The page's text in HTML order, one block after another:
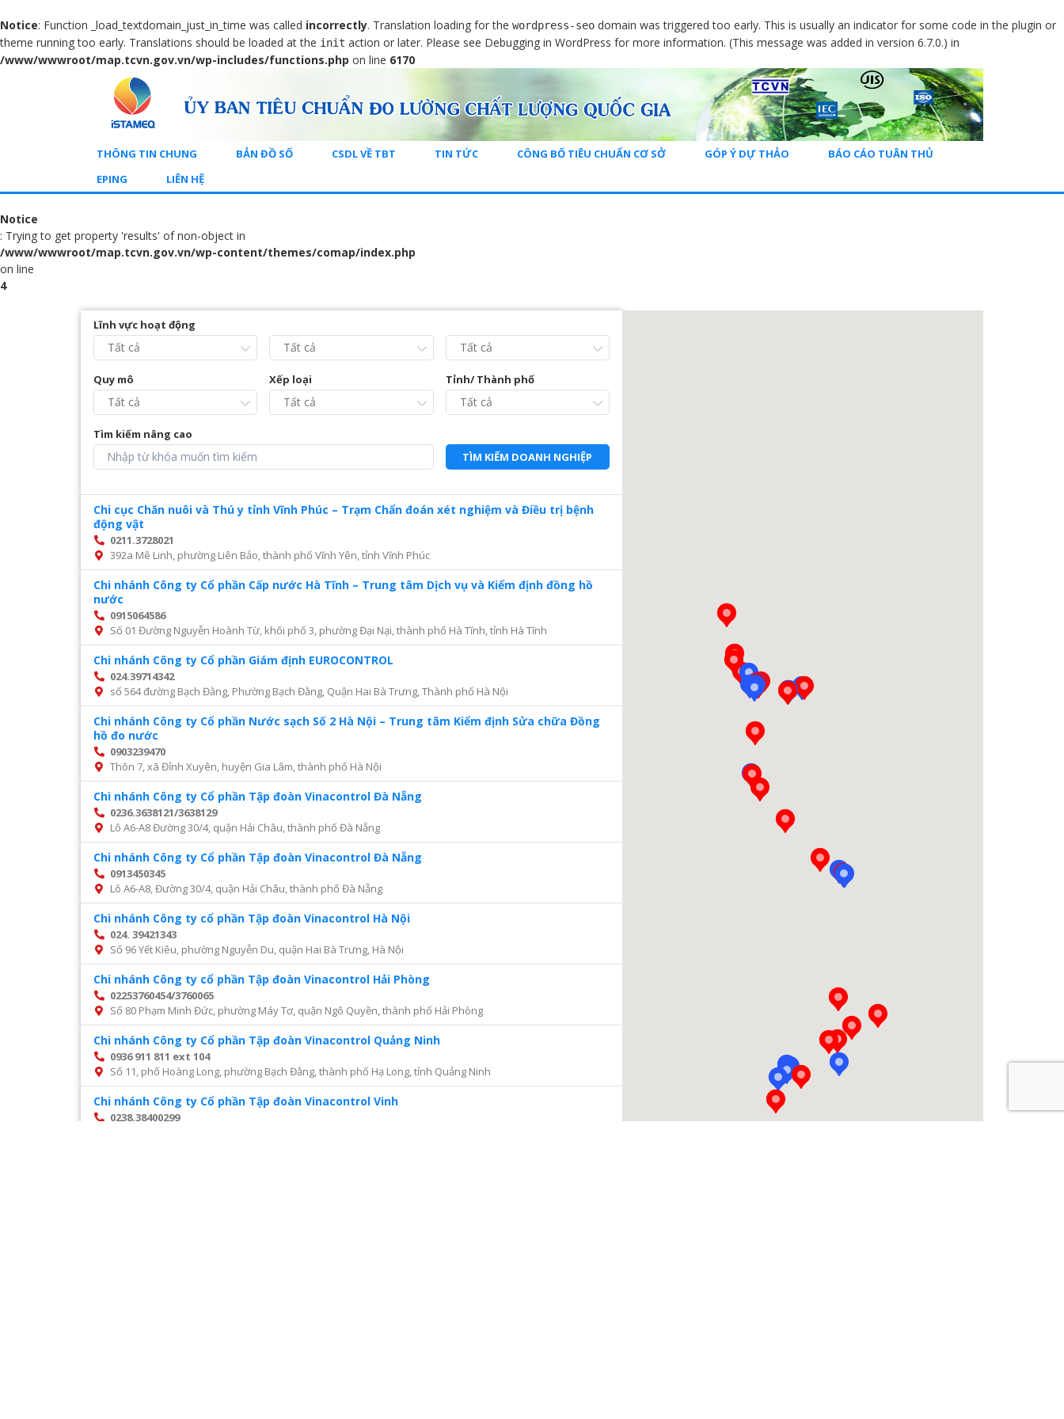
Notice: Function _load_textdomain_just_in_time was called incorrectly. Translation loading for the wordpress-seo domain was triggered too early. This is usually an indicator for some code in the plugin or
theme running too early. Translations should be loaded at the init action or later. Please see Debugging in WordPress for more information. (This message was added in version 6.7.0.) in
/www/wwwroot/map.tcvn.gov.vn/wp-includes/functions.php on line 6170
THÔNG TIN CHUNG BẢN ĐỒ SỐ CSDL VỀ TBT TIN TỨC CÔNG BỐ TIÊU CHUẨN CƠ SỞ GÓP Ý DỰ THẢO
BÁO CÁO TUÂN THỦ
EPING
LIÊN HỆ
Notice
: Trying to get property 'results' of non-object in
/www/wwwroot/map.tcvn.gov.vn/wp-content/themes/comap/index.php
on line
4
Lĩnh vực hoạt động
Quy mô Xếp loại Tỉnh/ Thành phố
Tìm kiếm nâng cao
TÌM KIẾM DOANH NGHIỆP
Chi cục Chăn nuôi và Thú y tỉnh Vĩnh Phúc – Trạm Chẩn đoán xét nghiệm và Điều trị bệnh
động vật
0211.3728021
392a Mê Linh, phường Liên Bảo, thành phố Vĩnh Yên, tỉnh Vĩnh Phúc
Chi nhánh Công ty Cổ phần Cấp nước Hà Tĩnh – Trung tâm Dịch vụ và Kiểm định đồng hồ
nước
0915064586
Số 01 Đường Nguyễn Hoành Từ, khối phố 3, phường Đại Nại, thành phố Hà Tĩnh, tỉnh Hà Tĩnh
Chi nhánh Công ty Cổ phần Giám định EUROCONTROL
024.39714342
số 564 đường Bạch Đằng, Phường Bạch Đằng, Quận Hai Bà Trưng, Thành phố Hà Nội
Chi nhánh Công ty Cổ phần Nước sạch Số 2 Hà Nội – Trung tâm Kiểm định Sửa chữa Đồng
hồ đo nước
0903239470
Thôn 7, xã Đỉnh Xuyên, huyện Gia Lâm, thành phố Hà Nội
Chi nhánh Công ty Cổ phần Tập đoàn Vinacontrol Đà Nẵng
0236.3638121/3638129
Lô A6-A8 Đường 30/4, quận Hải Châu, thành phố Đà Nẵng
Chi nhánh Công ty Cổ phần Tập đoàn Vinacontrol Đà Nẵng
0913450345
Lô A6-A8, Đường 30/4, quận Hải Châu, thành phố Đà Nẵng
Chi nhánh Công ty cổ phần Tập đoàn Vinacontrol Hà Nội
024. 39421343
Số 96 Yết Kiêu, phường Nguyễn Du, quận Hai Bà Trưng, Hà Nội
Chi nhánh Công ty cổ phần Tập đoàn Vinacontrol Hải Phòng
02253760454/3760065
Số 80 Phạm Minh Đức, phường Máy Tơ, quận Ngô Quyền, thành phố Hải Phòng
Chi nhánh Công ty Cổ phần Tập đoàn Vinacontrol Quảng Ninh
0936 911 811 ext 104
Số 11, phố Hoàng Long, phường Bạch Đằng, thành phố Hạ Long, tỉnh Quảng Ninh
Chi nhánh Công ty Cổ phần Tập đoàn Vinacontrol Vinh
0238.38400299